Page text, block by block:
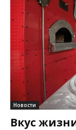
Новости
Вкус